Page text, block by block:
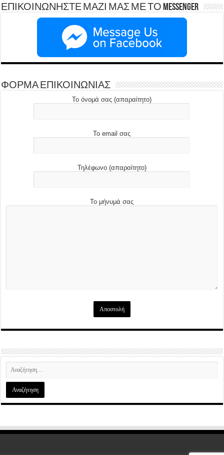
ΕΠΙΚΟΙΝΩΝΗΣΤΕ ΜΑΖΙ ΜΑΣ ΜΕ ΤΟ Messenger
ΦΟΡΜΑ ΕΠΙΚΟΙΝΩΝΙΑΣ
Το όνομά σας (απαραίτητο)
Το email σας
Τηλέφωνο (απαραίτητο)
Το μήνυμά σας